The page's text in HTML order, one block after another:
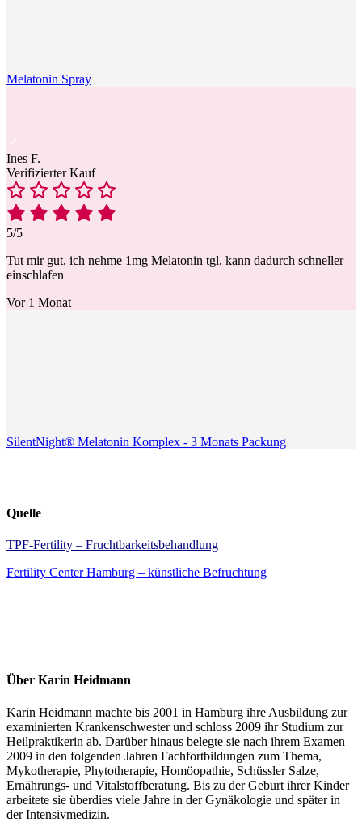
Melatonin Spray
Ines F.
Verifizierter Kauf
5/5
Tut mir gut, ich nehme 1mg Melatonin tgl, kann dadurch schneller
einschlafen
Vor 1 Monat
SilentNight® Melatonin Komplex - 3 Monats Packung
Quelle
TPF-Fertility – Fruchtbarkeitsbehandlung
Fertility Center Hamburg – künstliche Befruchtung
Über Karin Heidmann
Karin Heidmann machte bis 2001 in Hamburg ihre Ausbildung zur
examinierten Krankenschwester und schloss 2009 ihr Studium zur
Heilpraktikerin ab. Darüber hinaus belegte sie nach ihrem Examen
2009 in den folgenden Jahren Fachfortbildungen zum Thema,
Mykotherapie, Phytotherapie, Homöopathie, Schüssler Salze,
Ernährungs- und Vitalstoffberatung. Bis zu der Geburt ihrer Kinder
arbeitete sie überdies viele Jahre in der Gynäkologie und später in
der Intensivmedizin.